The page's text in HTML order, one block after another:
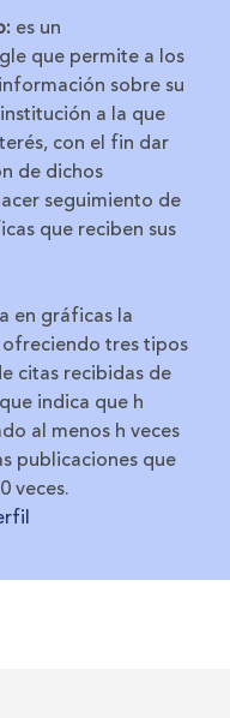
es un
que permite a los
sobre su
a la que
con el fin dar
de dichos
seguimiento de
que reciben sus
en gráficas la
tres tipos
citas recibidas de
indica que h
al menos h veces
publicaciones que
veces.